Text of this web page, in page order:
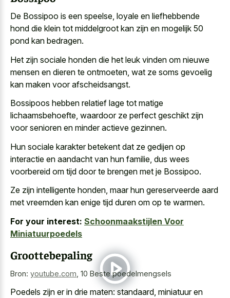
De Bossipoo is een speelse, loyale en liefhebbende
hond die klein tot middelgroot kan zijn en mogelijk 50
pond kan bedragen.
Het zijn sociale honden die het leuk vinden om nieuwe
mensen en dieren te ontmoeten, wat ze soms gevoelig
kan maken voor afscheidsangst.
Bossipoos hebben relatief lage tot matige
lichaamsbehoefte, waardoor ze perfect geschikt zijn
voor senioren en minder actieve gezinnen.
Hun sociale karakter betekent dat ze gedijen op
interactie en aandacht van hun familie, dus wees
voorbereid om tijd door te brengen met je Bossipoo.
Ze zijn intelligente honden, maar hun gereserveerde aard
met vreemden kan enige tijd duren om op te warmen.
For your interest: Schoonmaakstijlen Voor
Miniatuurpoedels
Groottebepaling
Bron: youtube.com 10 Beste poedelmengsels
Poedels zijn er in drie maten: standaard, miniatuur en